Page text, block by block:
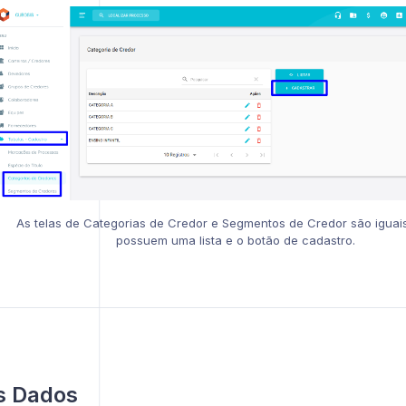
As telas de Categorias de Credor e Segmentos de Credor são
possuem uma lista e o botão de cadastro.
Dados